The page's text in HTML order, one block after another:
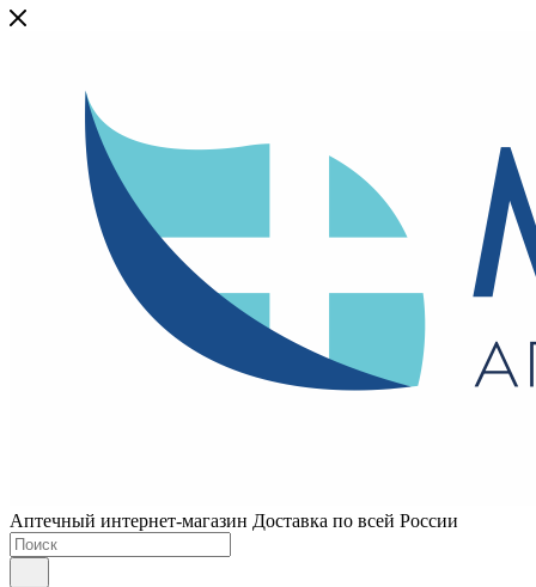
Аптечный интернет-магазин Доставка по всей России